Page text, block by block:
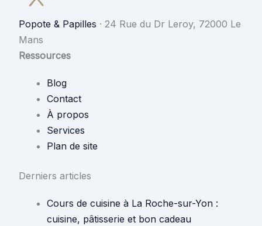
Popote & Papilles · 24 Rue du Dr Leroy, 72000 Le
Mans
Ressources
Blog
Contact
À propos
Services
Plan de site
Derniers articles
Cours de cuisine à La Roche-sur-Yon :
cuisine, pâtisserie et bon cadeau